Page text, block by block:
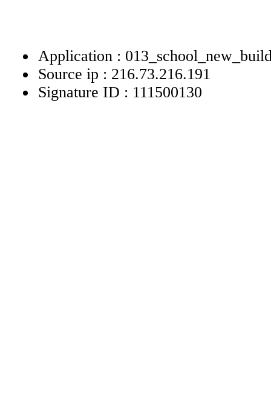
Application :
Source ip : 216.73.216.191
Signature ID : 111500130